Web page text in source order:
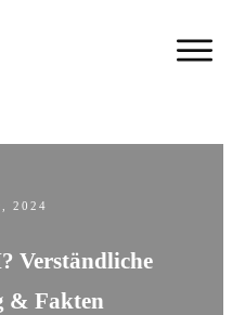
2024
Verständliche
& Fakten